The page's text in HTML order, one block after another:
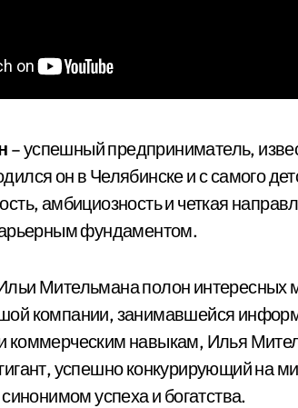
– успешный предприниматель,
он в Челябинске и с самого
амбициозность и четкая
фундаментом.
Мительмана полон интересных
компании, занимавшейся
коммерческим навыкам, Илья
успешно конкурирующий на
успеха и богатства.